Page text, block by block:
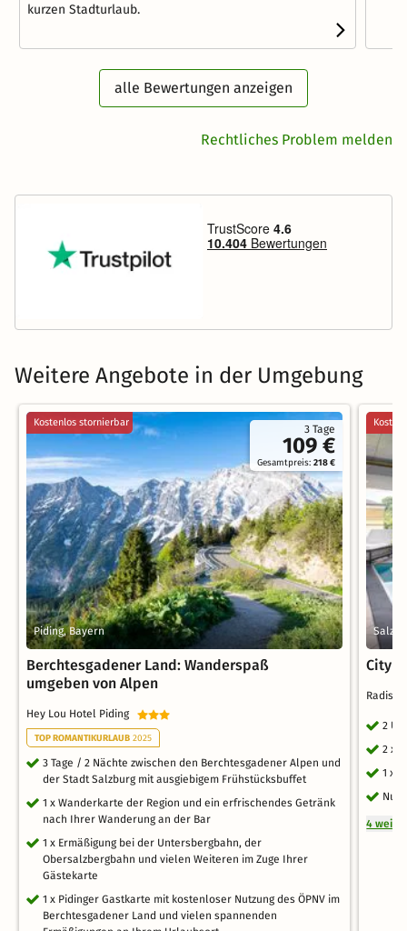
kurzen Stadturlaub.
alle Bewertungen anzeigen
Rechtliches Problem melden
Weitere Angebote in der Umgebung
3 Tage
109 €
Gesamtpreis:218 €
Kostenlos stornierbar
Piding, Bayern
Berchtesgadener Land: Wanderspaß
umgeben von Alpen
Hey Lou Hotel Piding
TOP ROMANTIKURLAUB 2025
3 Tage / 2 Nächte zwischen den Berchtesgadener Alpen und
der Stadt Salzburg mit ausgiebigem Frühstücksbuffet
1 x Wanderkarte der Region und ein erfrischendes Getränk
nach Ihrer Wanderung an der Bar
1 x Ermäßigung bei der Untersbergbahn, der
Obersalzbergbahn und vielen Weiteren im Zuge Ihrer
Gästekarte
1 x Pidinger Gastkarte mit kostenloser Nutzung des ÖPNV im
Berchtesgadener Land und vielen spannenden
City
2
2 x
1 x
4